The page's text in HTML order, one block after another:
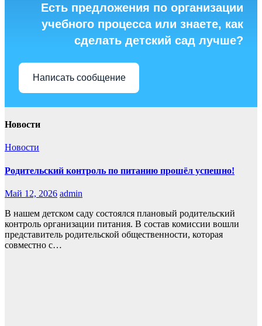
Есть предложения по организации
учебного процесса или знаете, как
сделать детский сад лучше?
Написать сообщение
Новости
Новости
Родительский контроль по питанию прошёл успешно!
Май 12, 2026 admin
В нашем детском саду состоялся плановый родительский
контроль организации питания. В состав комиссии вошли
представитель родительской общественности, которая
совместно с…